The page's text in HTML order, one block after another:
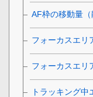
AF枠の移動量
フォーカスエリ
フォーカスエリ
トラッキング中